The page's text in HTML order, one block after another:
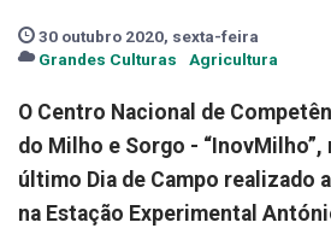
30 outubro 2020, sexta-feira
Grandes Culturas
Agricultura
O Centro Nacional de
do Milho e Sorgo -
último Dia de Campo realizado
na Estação Experimental